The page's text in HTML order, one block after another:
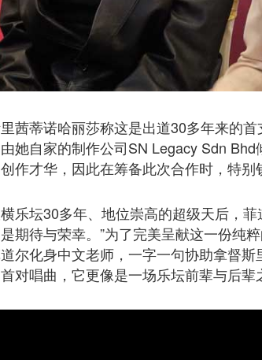
茜蒂诺哈丽莎称这是出道30多年来的
她自家的制作公司SN Legacy Sdn
作才华，因此在筹备此次合作时，特别
乐坛30多年、地位崇高的超级天后，
期待与荣幸。”为了完美呈献这一份纯
尔化身中文老师，一字一句协助拿督
对唱曲，它更像是一场乐坛前辈与后辈